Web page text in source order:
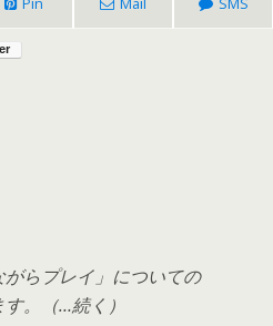
がらプレイ」についての
。（…続く）